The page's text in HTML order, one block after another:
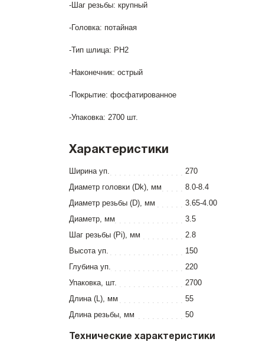
-Шаг резьбы: крупный
-Головка: потайная
-Тип шлица: PH2
-Наконечник: острый
-Покрытие: фосфатированное
-Упаковка: 2700 шт.
Характеристики
Ширина уп.
270
Диаметр головки (Dk), мм
8.0-8.4
Диаметр резьбы (D), мм
3.65-4.00
Диаметр, мм
3.5
Шаг резьбы (Pi), мм
2.8
Высота уп.
150
Глубина уп.
220
Упаковка, шт.
2700
Длина (L), мм
55
Длина резьбы, мм
50
Технические характеристики